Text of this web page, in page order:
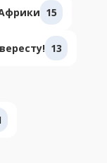
15
13